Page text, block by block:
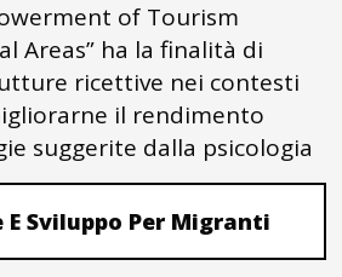
of Tourism
Areas” ha la finalità di
ricettive nei contesti
il rendimento
suggerite dalla psicologia
E Sviluppo Per Migranti